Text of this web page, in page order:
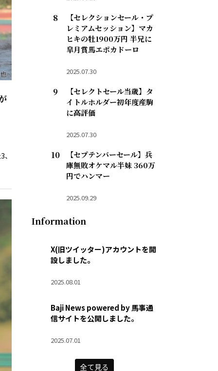
【セレクションセール・プ
レミアムセッション】マカ
ヒキの牡1900万円 半兄に
皐月賞馬エポカドーロ
2025.07.30
【セレクトセール当歳】タ
イトルホルダー初年度産駒
に高評価
2025.07.30
【セプテンバーセール】兵
庫無敗オケマル半妹 360万
円でハンマー
2025.09.29
Information
X(旧ツイッター)アカウントを開
設しました。
2025.08.01
Baji News powered by 馬事通
信サイトを公開しました。
2025.07.01
全て見る